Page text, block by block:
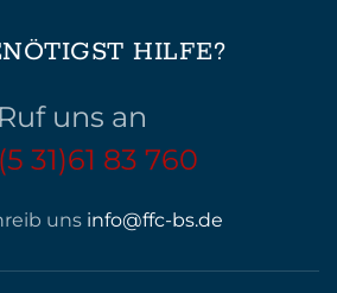
HILFE?
Ruf uns an
31)61 83 760
uns info@ffc-bs.de